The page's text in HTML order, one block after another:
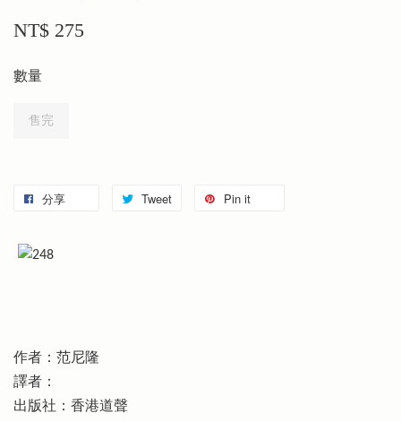
NT$ 275
數量
售完
分享 Tweet Pin it
作者：范尼隆
譯者：
出版社：香港道聲